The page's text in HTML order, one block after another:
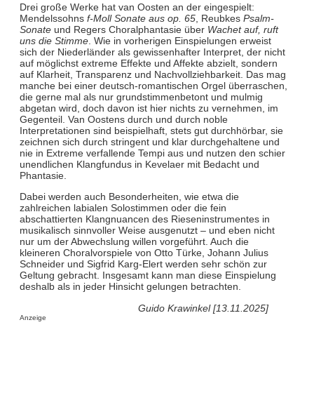
Drei große Werke hat van Oosten an der eingespielt:
Mendelssohns f-Moll Sonate aus op. 65, Reubkes Psalm-
Sonateund Regers Choralphantasie über Wachet auf, ruft
uns die Stimme. Wie in vorherigen Einspielungen erweist
sich der Niederländer als gewissenhafter Interpret, der nicht
auf möglichst extreme Effekte und Affekte abzielt, sondern
auf Klarheit, Transparenz und Nachvollziehbarkeit. Das mag
manche bei einer deutsch-romantischen Orgel überraschen,
die gerne mal als nur grundstimmenbetont und mulmig
abgetan wird, doch davon ist hier nichts zu vernehmen, im
Gegenteil. Van Oostens durch und durch noble
Interpretationen sind beispielhaft, stets gut durchhörbar, sie
zeichnen sich durch stringent und klar durchgehaltene und
nie in Extreme verfallende Tempi aus und nutzen den schier
unendlichen Klangfundus in Kevelaer mit Bedacht und
Phantasie.
Dabei werden auch Besonderheiten, wie etwa die
zahlreichen labialen Solostimmen oder die fein
abschattierten Klangnuancen des Rieseninstrumentes in
musikalisch sinnvoller Weise ausgenutzt – und eben nicht
nur um der Abwechslung willen vorgeführt. Auch die
kleineren Choralvorspiele von Otto Türke, Johann Julius
Schneider und Sigfrid Karg-Elert werden sehr schön zur
Geltung gebracht. Insgesamt kann man diese Einspielung
deshalb als in jeder Hinsicht gelungen betrachten.
Guido Krawinkel [13.11.2025]
Anzeige